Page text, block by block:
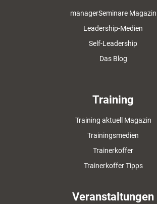
managerSeminare Magazin
Leadership-Medien
Self-Leadership
Das Blog
Training
Training aktuell Magazin
Trainingsmedien
Trainerkoffer
Trainerkoffer Tipps
Veranstaltungen